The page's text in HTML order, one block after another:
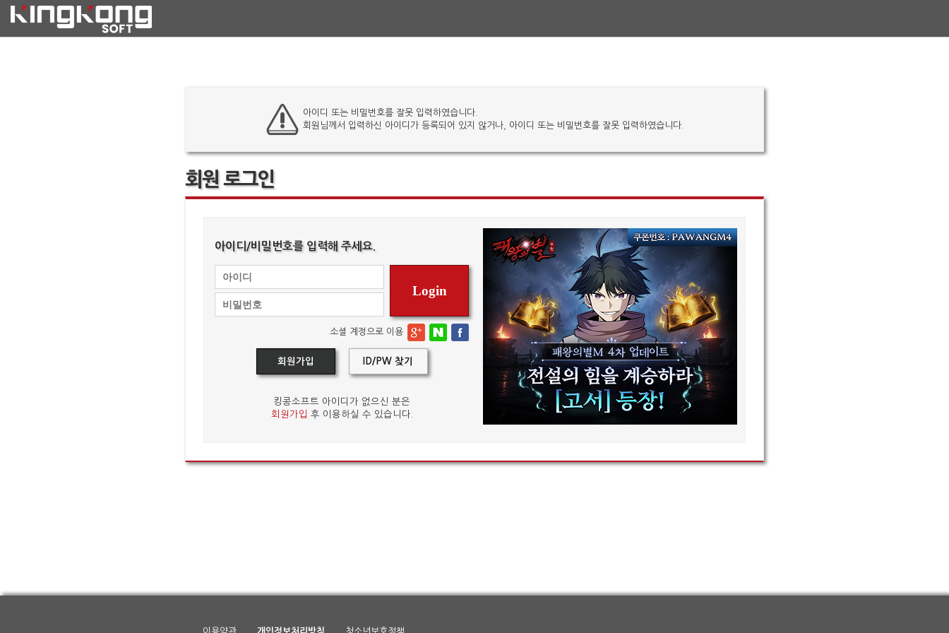
아이디 또는 비밀번호를 잘못 입력하였습니다.
회원님께서 입력하신 아이디가 등록되어 있지 않거나, 아이디 또는 비밀번호를 잘못 입력하였습니다.
회원 로그인
아이디/비밀번호를 입력해 주세요.
소셜 계정으로 이용
회원가입 ID/PW 찾기
킹콩소프트 아이디가 없으신 분은
회원가입 후 이용하실 수 있습니다.